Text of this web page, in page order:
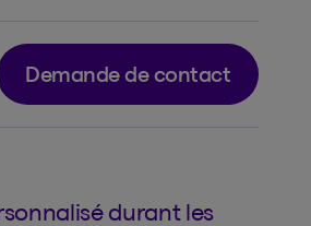
Demande de contact
durant les